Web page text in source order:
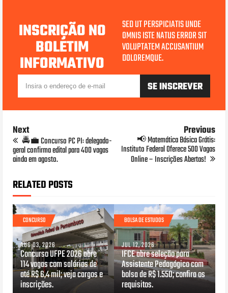
INSCRIÇÃO NO
BOLETIM
INFORMATIVO
SED UT PERSPICIATIS UNDE
OMNIS ISTE NATUS ERROR SIT
VOLUPTATEM ACCUSANTIUM
DOLOREMQUE.
Next
🚔💼 Concurso PC PI: delegado-
geral confirma edital para 400 vagas
ainda em agosto.
Previous
📢 Matemática Básica Grátis:
Instituto Federal Oferece 500 Vagas
Online – Inscrições Abertas!
RELATED POSTS
CONCURSO
AUG 03, 2026
Concurso UFPE 2026 abre
114 vagas com salários de
até R$ 6,4 mil; veja cargos e
inscrições.
BOLSA DE ESTUDOS
JUL 12, 2026
IFCE abre seleção para
Assistente Pedagógico com
bolsa de R$ 1.550; confira os
requisitos.